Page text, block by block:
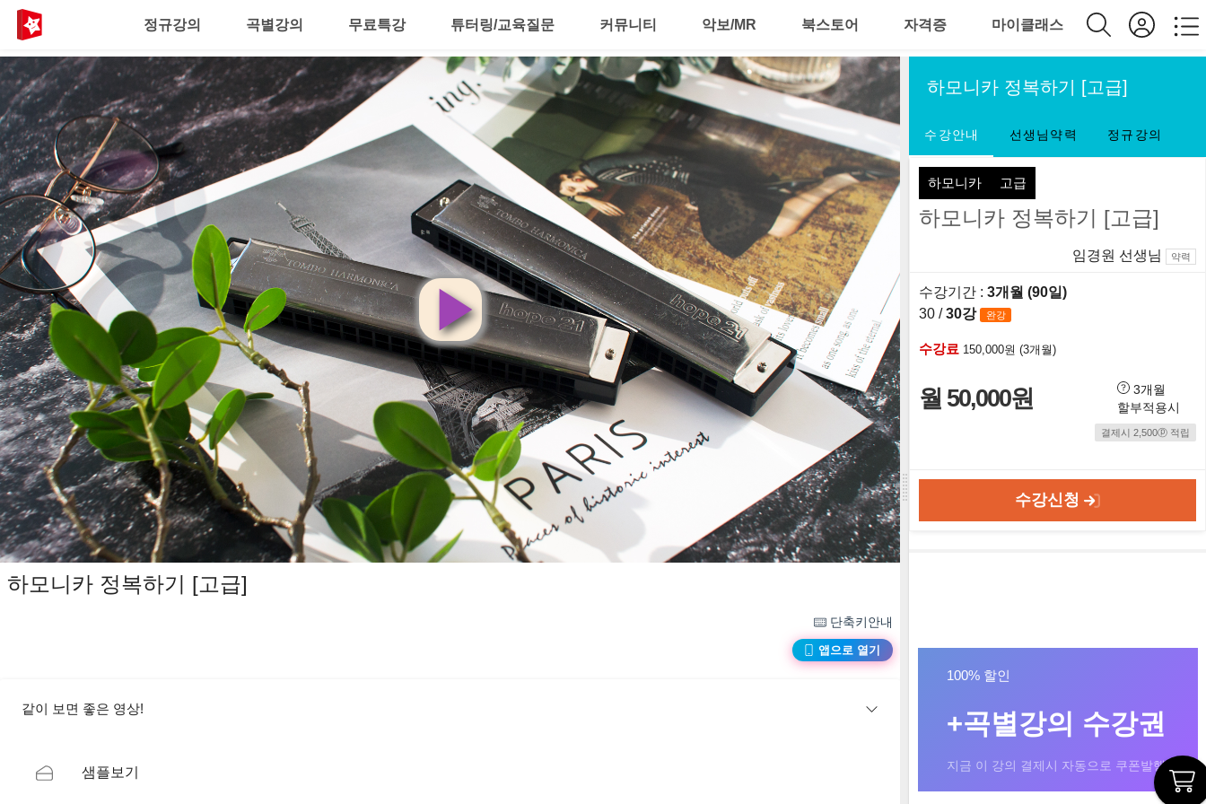
정규강의 곡별강의 무료특강 튜터링/교육질문 커뮤니티 악보/MR 북스토어 자격증 마이클래스
영
상
재
생
하모니카 정복하기 [고급]
단축키안내
앱으로 열기
같이 보면 좋은 영상!
샘플보기
하모니카 정복하기 [고급]
수강안내 선생님약력 정규강의
하모니카 고급
하모니카 정복하기 [고급]
임경원 선생님 약력
수강기간 : 3개월 (90일)
30 /30강 완강
수강료 150,000원 (3개월)
월 50,000원
3개월
할부적용시
결제시 2,500ⓟ 적립
수강신청
100% 할인
+곡별강의 수강권
지금 이 강의 결제시 자동으로 쿠폰발행!